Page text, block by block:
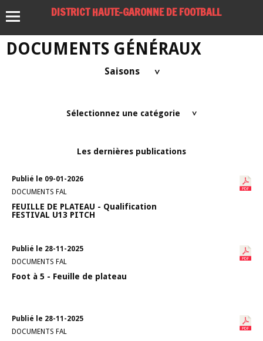
DISTRICT HAUTE-GARONNE DE FOOTBALL
DOCUMENTS GÉNÉRAUX
Saisons >
Sélectionnez une catégorie >
Les dernières publications
Publié le 09-01-2026
DOCUMENTS FAL
FEUILLE DE PLATEAU - Qualification
FESTIVAL U13 PITCH
Publié le 28-11-2025
DOCUMENTS FAL
Foot à 5 - Feuille de plateau
Publié le 28-11-2025
DOCUMENTS FAL